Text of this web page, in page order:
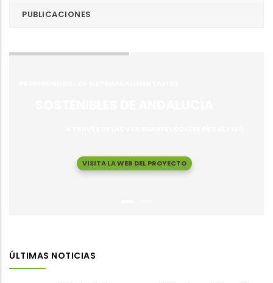
PUBLICACIONES
VISITA LA WEB DEL PROYECTO
ÚLTIMAS NOTICIAS